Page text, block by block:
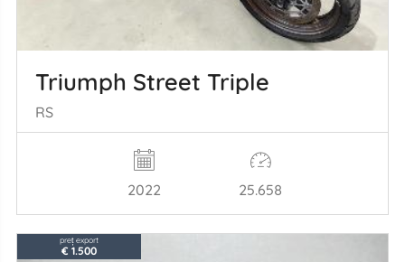
Triumph Street Triple
RS
2022 25.658
preț export
€ 1.500